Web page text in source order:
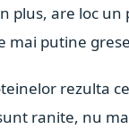
plus, are loc
putine
rezulta
ranite, nu